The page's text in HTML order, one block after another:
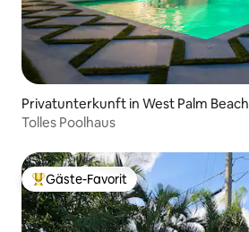
Privatunterkunft in West Palm Beach
Tolles Poolhaus
Beliebter Gäste-Favorit.
Gäste-Favorit